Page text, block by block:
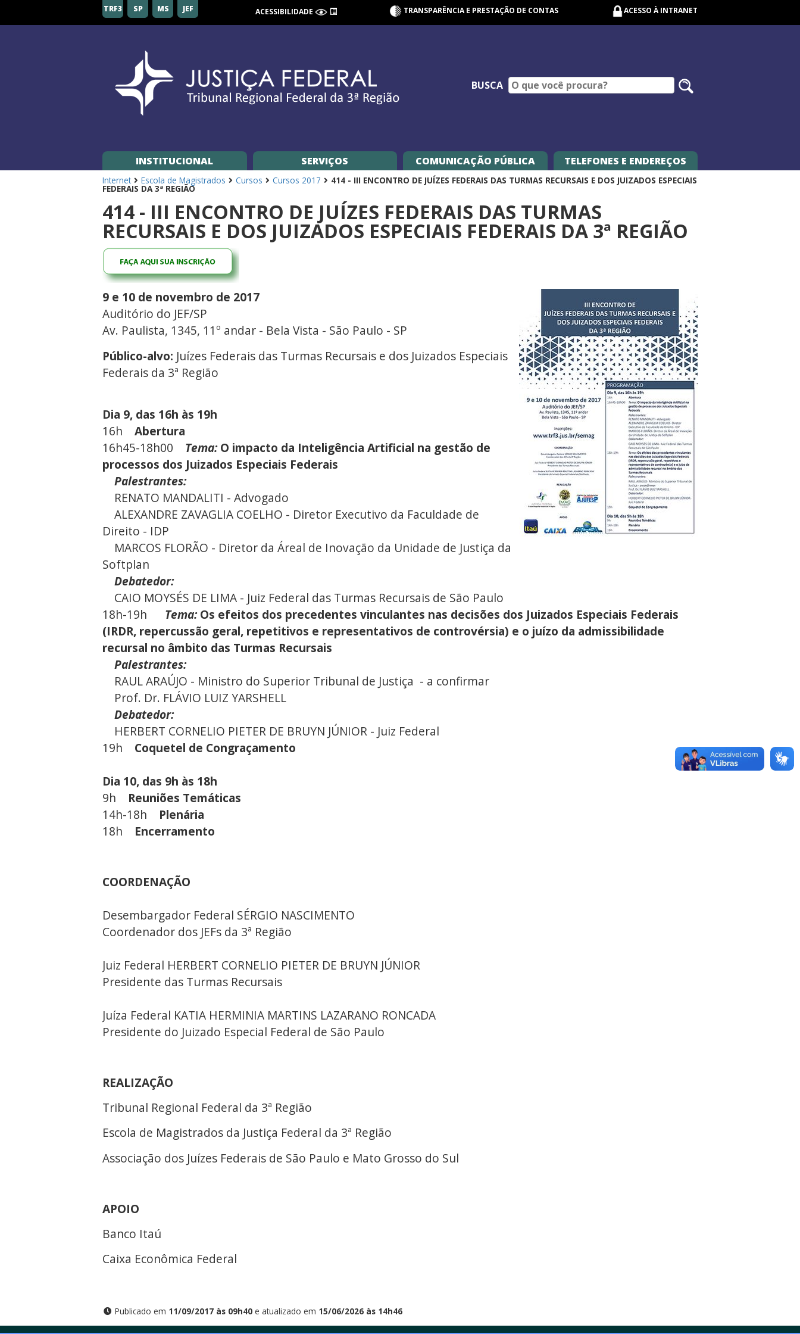
Federal
TRF3 SP MS JEF ACESSIBILIDADE TRANSPARÊNCIA E PRESTAÇÃO DE CONTAS ACESSO À INTRANET
BUSCA
INSTITUCIONAL SERVIÇOS COMUNICAÇÃO PÚBLICA TELEFONES E ENDEREÇOS
Internet Escola de Magistrados Cursos Cursos 2017 414 - III ENCONTRO DE JUÍZES FEDERAIS DAS TURMAS RECURSAIS E DOS JUIZADOS ESPECIAIS
FEDERAIS DA 3ª REGIÃO
414 - III ENCONTRO DE JUÍZES FEDERAIS DAS TURMAS
RECURSAIS E DOS JUIZADOS ESPECIAIS FEDERAIS DA 3ª REGIÃO
9 e 10 de novembro de 2017
Auditório do JEF/SP
Av. Paulista, 1345, 11º andar - Bela Vista - São Paulo - SP
Público-alvo: Juízes Federais das Turmas Recursais e dos Juizados Especiais
Federais da 3ª Região
Dia 9, das 16h às 19h
16h Abertura
16h45-18h00 Tema:O impacto da Inteligência Artificial na gestão de
processos dos Juizados Especiais Federais
Palestrantes:
RENATO MANDALITI - Advogado
ALEXANDRE ZAVAGLIA COELHO - Diretor Executivo da Faculdade de
Direito - IDP
MARCOS FLORÃO - Diretor da Áreal de Inovação da Unidade de Justiça da
Softplan
Debatedor:
CAIO MOYSÉS DE LIMA - Juiz Federal das Turmas Recursais de São Paulo
18h-19h Tema:Os efeitos dos precedentes vinculantes nas decisões dos Juizados Especiais Federais
(IRDR, repercussão geral, repetitivos e representativos de controvérsia) e o juízo da admissibilidade
recursal no âmbito das Turmas Recursais
Palestrantes:
RAUL ARAÚJO - Ministro do Superior Tribunal de Justiça - a confirmar
Prof. Dr. FLÁVIO LUIZ YARSHELL
Debatedor:
HERBERT CORNELIO PIETER DE BRUYN JÚNIOR - Juiz Federal
19h Coquetel de Congraçamento
Dia 10, das 9h às 18h
9h
Reuniões Temáticas
14h-18h
Plenária
18h Encerramento
COORDENAÇÃO
Desembargador Federal SÉRGIO NASCIMENTO
Coordenador dos JEFs da 3ª Região
Juiz Federal HERBERT CORNELIO PIETER DE BRUYN JÚNIOR
Presidente das Turmas Recursais
Juíza Federal KATIA HERMINIA MARTINS LAZARANO RONCADA
Presidente do Juizado Especial Federal de São Paulo
REALIZAÇÃO
Tribunal Regional Federal da 3ª Região
Escola de Magistrados da Justiça Federal da 3ª Região
Associação dos Juízes Federais de São Paulo e Mato Grosso do Sul
APOIO
Banco Itaú
Caixa Econômica Federal
Publicado em 11/09/2017 às 09h40 e atualizado em 15/06/2026 às 14h46